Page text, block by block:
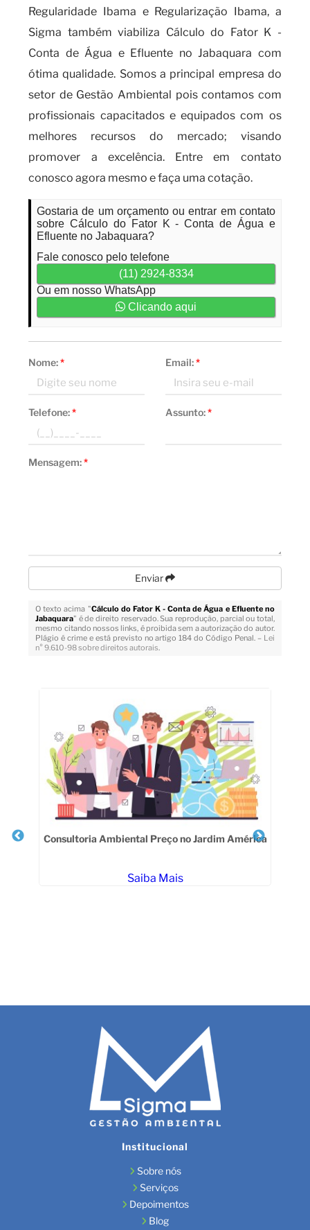
Regularidade Ibama e Regularização Ibama, a
Sigma também viabiliza Cálculo do Fator K -
Conta de Água e Efluente no Jabaquara com
ótima qualidade. Somos a principal empresa do
setor de Gestão Ambiental pois contamos com
profissionais capacitados e equipados com os
melhores recursos do mercado; visando
promover a excelência. Entre em contato
conosco agora mesmo e faça uma cotação.
Gostaria de um orçamento ou entrar em contato
sobre Cálculo do Fator K - Conta de Água e
Efluente no Jabaquara?
Fale conosco pelo telefone
(11) 2924-8334
Ou em nosso WhatsApp
Clicando aqui
Nome:* Email:*
Telefone:* Assunto:*
Mensagem:*
Enviar
O texto acima "Cálculo do Fator K - Conta de Água e Efluente no
Jabaquara" é de direito reservado. Sua reprodução, parcial ou total,
mesmo citando nossos links, é proibida sem a autorização do autor.
Plágio é crime e está previsto no artigo 184 do Código Penal. – Lei
n° 9.610-98 sobre direitos autorais.
Consultoria Ambiental Preço no Jardim América
Saiba Mais
Institucional
Sobre nós
Serviços
Depoimentos
Blog